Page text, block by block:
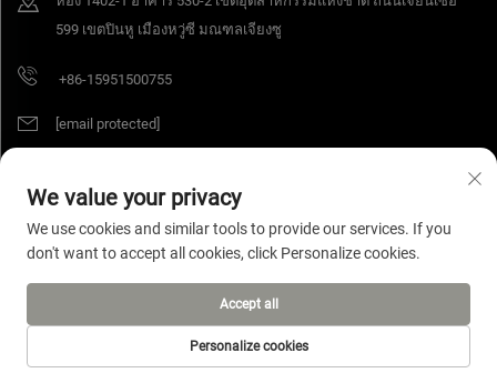
599 เขตปินหู เมืองหวู่ซี มณฑลเจียงซู
+86-15951500755
[email protected]
สงวนลิขสิทธิ์ © 2025 บริษัท Jiangsu Yangang Materials จำกัด สงวนสิทธิ์ทุก
ประการ นโยบายความเป็นส่วนตัว
We value your privacy
We use cookies and similar tools to provide our services. If you
don't want to accept all cookies, click Personalize cookies.
Personalize cookies
Accept all